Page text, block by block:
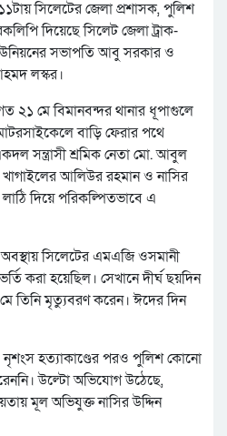
সিলেটের জেলা প্রশাসক, পুলিশ
দিয়েছে সিলেট জেলা ট্রাক-
সভাপতি আবু সরকার ও
লস্কর।
২১ মে বিমানবন্দর থানার ধূপাগুলে
বাড়ি ফেরার পথে
সন্ত্রাসী শ্রমিক নেতা মো. আবুল
আলিউর রহমান ও নাসির
লাঠি দিয়ে পরিকল্পিতভাবে এ
সিলেটের এমএজি ওসমানী
করা হয়েছিল। সেখানে দীর্ঘ ছয়দিন
তিনি মৃত্যুবরণ করেন। ঈদের দিন
হত্যাকাণ্ডের পরও পুলিশ কোনো
উল্টো অভিযোগ উঠেছে,
মূল অভিযুক্ত নাসির উদ্দিন